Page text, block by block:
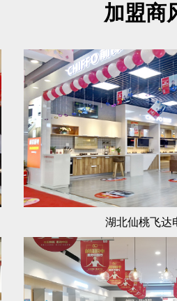
加盟商
湖北仙桃飞达